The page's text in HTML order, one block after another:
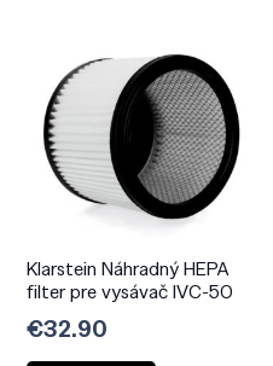
Klarstein Náhradný HEPA
filter pre vysávač IVC-50
€32.90